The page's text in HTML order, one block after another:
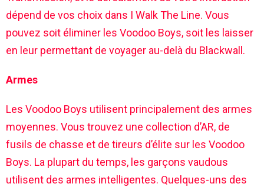
dépend de vos choix dans I Walk The Line. Vous
pouvez soit éliminer les Voodoo Boys, soit les laisser
en leur permettant de voyager au-delà du Blackwall.
Armes
Les Voodoo Boys utilisent principalement des armes
moyennes. Vous trouvez une collection d’AR, de
fusils de chasse et de tireurs d’élite sur les Voodoo
Boys. La plupart du temps, les garçons vaudous
utilisent des armes intelligentes. Quelques-uns des